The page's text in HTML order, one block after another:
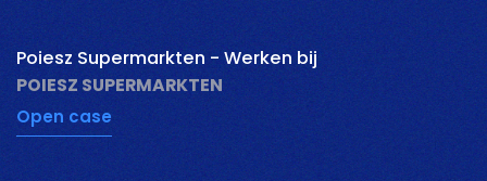
Poiesz Supermarkten - Werken bij
POIESZ SUPERMARKTEN
Open case